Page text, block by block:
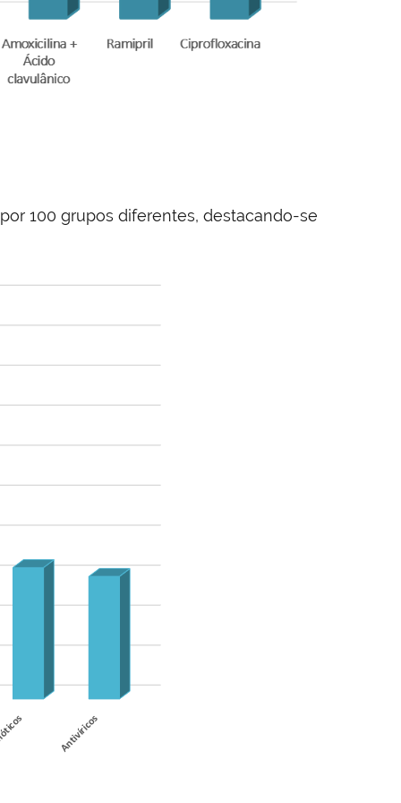
100 grupos diferentes, destacando-se